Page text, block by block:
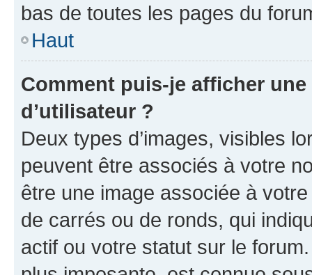
bas de toutes les pages du
Haut
Comment puis-je afficher
d’utilisateur ?
Deux types d’images, visibles
peuvent être associés à votre
être une image associée à
de carrés ou de ronds, qui
actif ou votre statut sur le